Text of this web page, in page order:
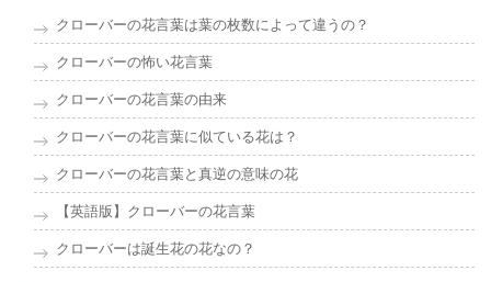
クローバーの花言葉は葉の枚数によって違うの？
クローバーの怖い花言葉
クローバーの花言葉の由来
クローバーの花言葉に似ている花は？
クローバーの花言葉と真逆の意味の花
【英語版】クローバーの花言葉
クローバーは誕生花の花なの？